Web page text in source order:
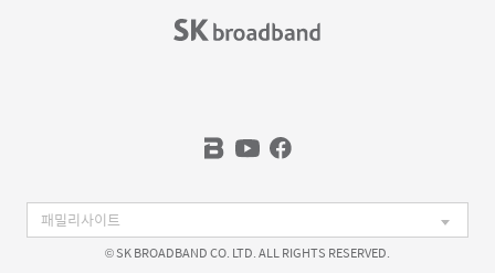
© SK BROADBAND CO. LTD. ALL RIGHTS RESERVED.